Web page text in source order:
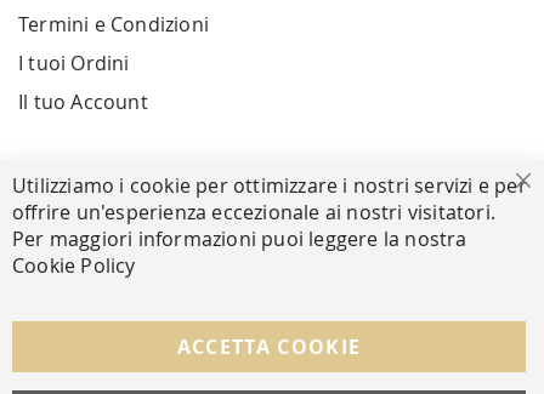
Termini e Condizioni
I tuoi Ordini
Il tuo Account
Facebook Instagram Whatsapp
Utilizziamo i cookie per ottimizzare i nostri servizi e per
offrire un'esperienza eccezionale ai nostri visitatori.
Per maggiori informazioni puoi leggere la nostra
Cookie Policy
ACCETTA COOKIE